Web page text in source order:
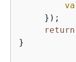
     });
return
}